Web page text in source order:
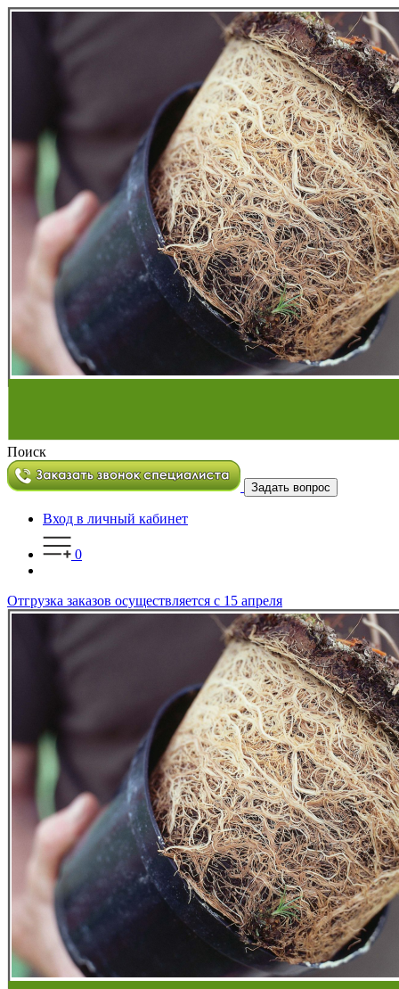
Поиск
Задать вопрос
Вход в личный кабинет
0
Отгрузка заказов осуществляется с 15 апреля